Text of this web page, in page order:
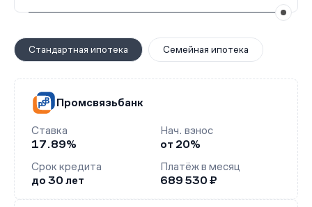
Стандартная ипотека Семейная ипотека
Промсвязьбанк
Ставка
17.89%
Нач. взнос
от 20%
Срок кредита
до 30 лет
Платёж в месяц
689 530 ₽